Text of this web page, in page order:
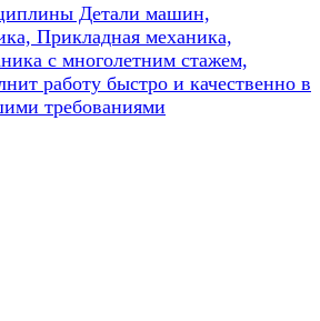
Детали машин,
Прикладная механика,
с многолетним стажем,
работу быстро и качественно в
требованиями